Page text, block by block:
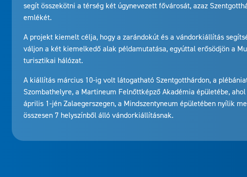
segít összekötni a térség két úgynevezett fővárosát, azaz
emlékét.
A projekt kiemelt célja, hogy a zarándokút és a vándorkiállítás
váljon a két kiemelkedő alak példamutatása, egyúttal erősödjön a
turisztikai hálózat.
A kiállítás március 10-ig volt látogatható Szentgotthárdon, a
Szombathelyre, a Martineum Felnőttképző Akadémia épületébe,
április 1-jén Zalaegerszegen, a Mindszentyneum épületében nyílik
összesen 7 helyszínből álló vándorkiállításnak.